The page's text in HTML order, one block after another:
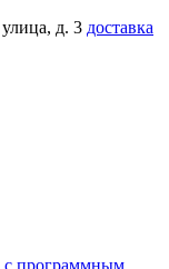
д. 3 доставка
программным